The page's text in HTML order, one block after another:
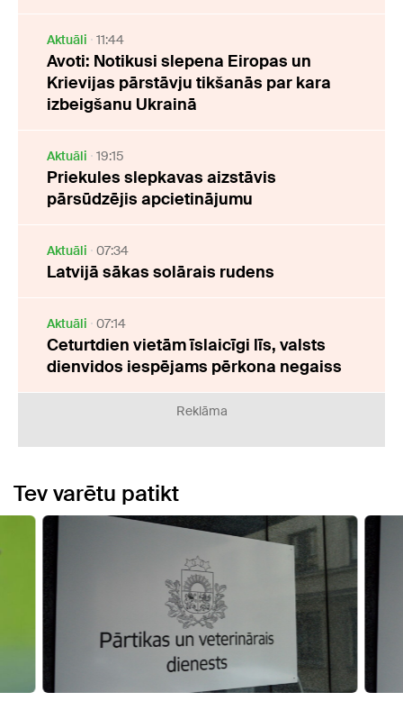
Aktuāli 11:44
Avoti: Notikusi slepena Eiropas un
Krievijas pārstāvju tikšanās par kara
izbeigšanu Ukrainā
Aktuāli 19:15
Priekules slepkavas aizstāvis
pārsūdzējis apcietinājumu
Aktuāli 07:34
Latvijā sākas solārais rudens
Aktuāli 07:14
Ceturtdien vietām īslaicīgi līs, valsts
dienvidos iespējams pērkona negaiss
Reklāma
Tev varētu patikt